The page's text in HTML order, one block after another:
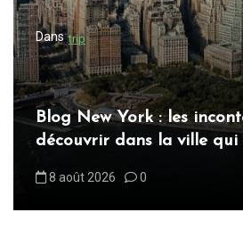
Dans trip
Blog New York : les
découvrir dans la ville
8 août 2026 0